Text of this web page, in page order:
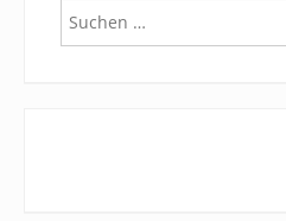
Suchen
nach: